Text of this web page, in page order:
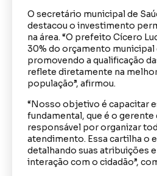
O secretário municipal de
destacou o investimento
na área. “O prefeito Cícero
30% do orçamento municipal
promovendo a qualificação
reflete diretamente na
população”, afirmou.
“Nosso objetivo é capacitar
fundamental, que é o gerente
responsável por organizar
atendimento. Essa cartilha o
detalhando suas atribuições
interação com o cidadão”,